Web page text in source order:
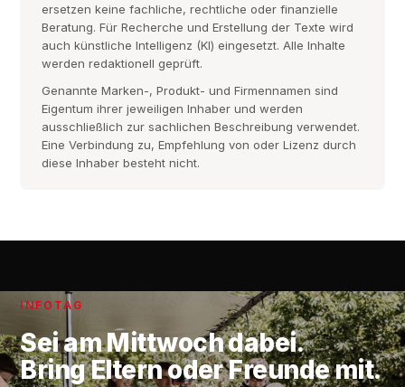
ersetzen keine fachliche, rechtliche oder finanzielle
Beratung. Für Recherche und Erstellung der Texte wird
auch künstliche Intelligenz (KI) eingesetzt. Alle Inhalte
werden redaktionell geprüft.
Genannte Marken-, Produkt- und Firmennamen sind
Eigentum ihrer jeweiligen Inhaber und werden
ausschließlich zur sachlichen Beschreibung verwendet.
Eine Verbindung zu, Empfehlung von oder Lizenz durch
diese Inhaber besteht nicht.
INFOTAG
Sei amMittwochdabei.
Bring Eltern oder Freunde mit.